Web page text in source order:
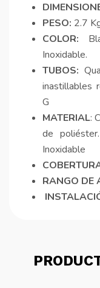
PESO: 2.7
COLOR:
Inoxidable.
TUBOS:
inastillables
G
MATERIAL:
de
Inoxidable
RANGO DE